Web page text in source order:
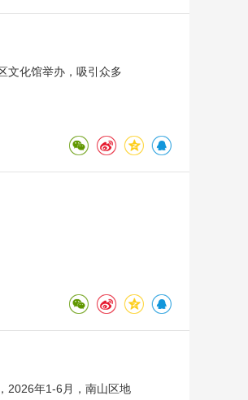
文化馆举办，吸引众多
2026年1-6月，南山区地